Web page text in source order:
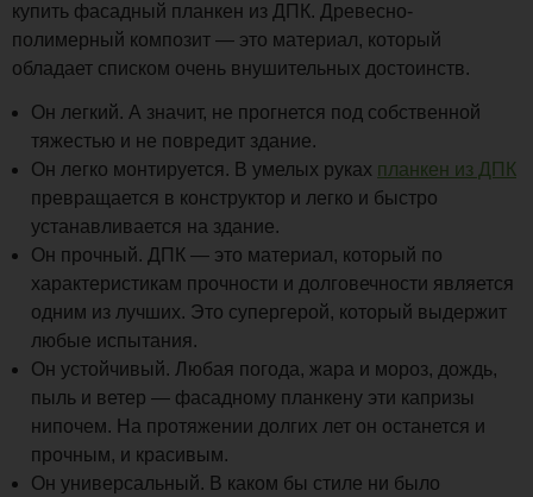
купить фасадный планкен из ДПК. Древесно-
полимерный композит — это материал, который
обладает списком очень внушительных достоинств.
Он легкий. А значит, не прогнется под собственной
тяжестью и не повредит здание.
Он легко монтируется. В умелых руках планкен из ДПК
превращается в конструктор и легко и быстро
устанавливается на здание.
Он прочный. ДПК — это материал, который по
характеристикам прочности и долговечности является
одним из лучших. Это супергерой, который выдержит
любые испытания.
Он устойчивый. Любая погода, жара и мороз, дождь,
пыль и ветер — фасадному планкену эти капризы
нипочем. На протяжении долгих лет он останется и
прочным, и красивым.
Он универсальный. В каком бы стиле ни было